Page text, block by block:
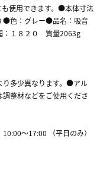
使用できます。●本体寸法
●色：グレー●品名：吸音
：１８２０ 質量2063g
り多少異なります。●アル
整材などをご使用くださ
～17:00 （平日のみ）